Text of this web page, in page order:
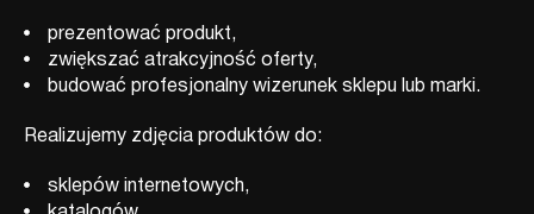
prezentować produkt,
zwiększać atrakcyjność oferty,
budować profesjonalny wizerunek sklepu lub marki.
Realizujemy zdjęcia produktów do:
sklepów internetowych,